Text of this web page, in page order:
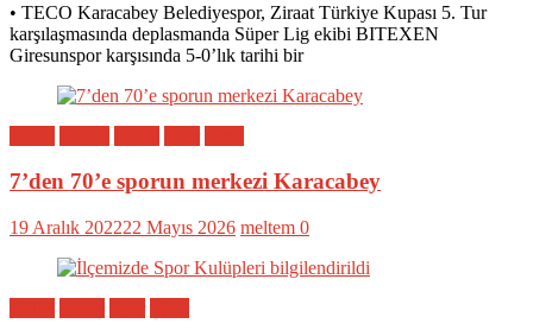
• TECO Karacabey Belediyespor, Ziraat Türkiye Kupası 5. Tur
karşılaşmasında deplasmanda Süper Lig ekibi BITEXEN
Giresunspor karşısında 5-0’lık tarihi bir
7’den 70’e sporun merkezi Karacabey
19 Aralık 202222 Mayıs 2026 meltem 0